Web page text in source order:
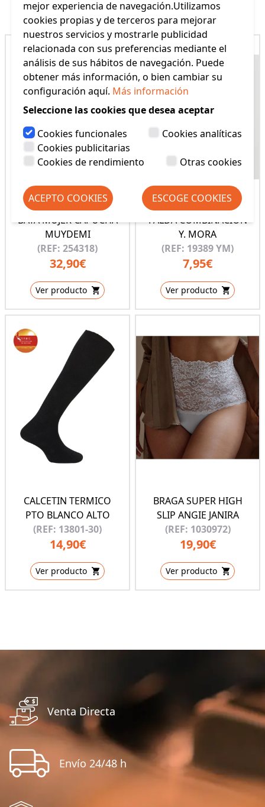
Productos Relacionados
BATA MUJER CAPUCHA
MUYDEMI
(REF: 254318)
32,90€
Ver producto
FALDA COMBINACION
Y. MORA
(REF: 19389 YM)
7,95€
Ver producto
CALCETIN TERMICO
PTO BLANCO ALTO
(REF: 13801-30)
14,90€
Ver producto
BRAGA SUPER HIGH
SLIP ANGIE JANIRA
(REF: 1030972)
19,90€
Ver producto
Venta Directa
Envío 24/48 h
mejor experiencia de navegación.Utilizamos
cookies propias y de terceros para mejorar
nuestros servicios y mostrarle publicidad
relacionada con sus preferencias mediante el
análisis de sus hábitos de navegación. Puede
obtener más información, o bien cambiar su
configuración aquí. Más información
Seleccione las cookies que desea aceptar
Cookies funcionales
Cookies analíticas
Cookies publicitarias
Cookies de rendimiento
Otras cookies
ACEPTO COOKIES ESCOGE COOKIES